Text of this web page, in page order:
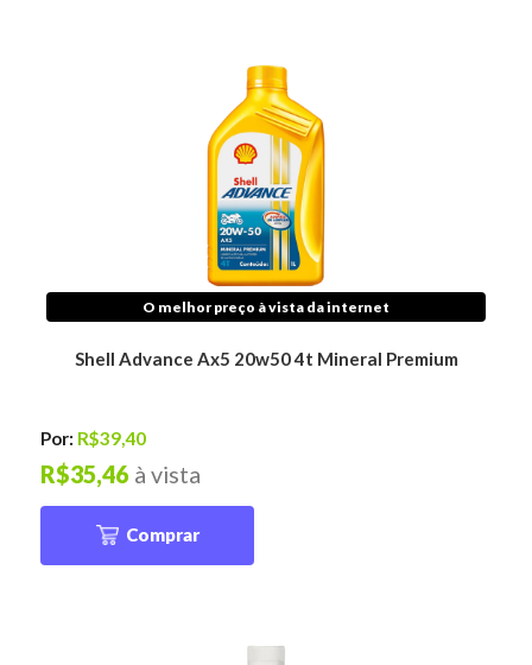
O melhor preço à vista da internet
Shell Advance Ax5 20w50 4t Mineral Premium
Por: R$39,40
à vista
R$35,46
Comprar